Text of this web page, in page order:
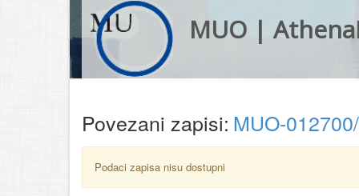
MUO |
Povezani zapisi: MUO-
Podaci zapisa nisu dostupni